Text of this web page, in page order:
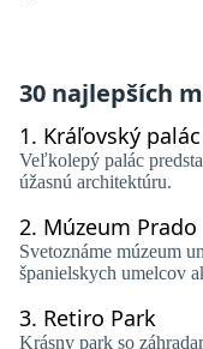
30 najlepších
1. Kráľovský
Veľkolepý palác
úžasnú architektúru.
2. Múzeum Prado
Svetoznáme múzeum
španielskych umelcov
3. Retiro Park
Krásny park so